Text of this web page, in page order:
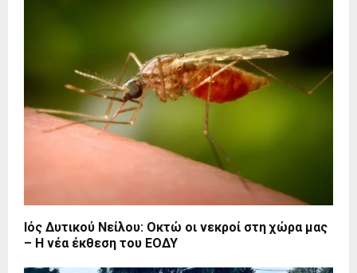
Ιός Δυτικού Νείλου: Οκτώ οι νεκροί στη χώρα μας
– Η νέα έκθεση του ΕΟΔΥ